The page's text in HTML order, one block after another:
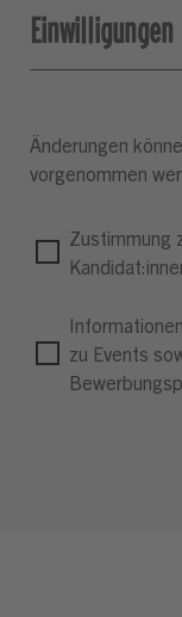
Einwilligungen
Änderungen
vorgenommen
Zustimmung
zu Events